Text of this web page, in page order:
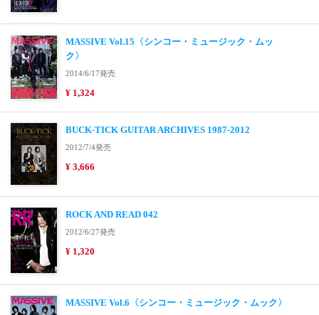
MASSIVE Vol.15〈シンコー・ミュージック・ムッ
ク〉
2014/6/17発売
¥ 1,324
BUCK-TICK GUITAR ARCHIVES 1987-2012
2012/7/4発売
¥ 3,666
ROCK AND READ 042
2012/6/27発売
¥ 1,320
MASSIVE Vol.6〈シンコー・ミュージック・ムック〉